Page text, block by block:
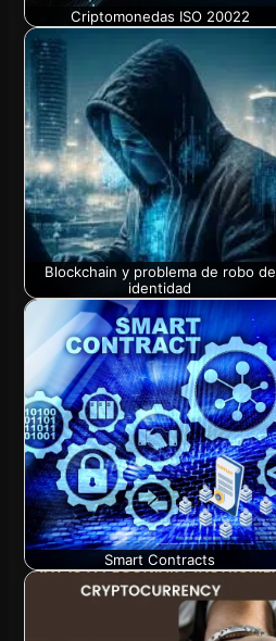
Criptomonedas ISO 20022
Blockchain y problema de robo de
identidad
Smart Contracts